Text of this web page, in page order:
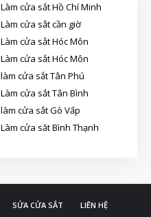
Làm cửa sắt Hồ Chí Minh
Làm cửa sắt cần giờ
Làm cửa sắt Hóc Môn
Làm cửa sắt Hóc Môn
làm cửa sắt Tân Phú
Làm cửa sắt Tân Bình
làm cửa sắt Gò Vấp
Làm cửa săt Bình Thạnh
SỬA CỬA SẮT LIÊN HỆ